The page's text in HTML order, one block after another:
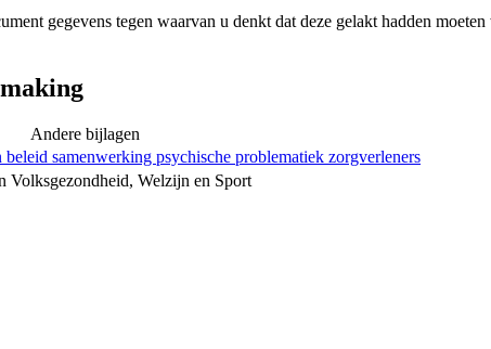
gegevens tegen waarvan u denkt dat deze gelakt hadden
Andere bijlagen
beleid samenwerking psychische problematiek zorgverleners
Volksgezondheid, Welzijn en Sport